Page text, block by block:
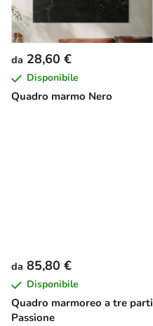
Quadro marmo Nero
da 28,60 €
Disponibile
Quadro marmoreo a tre parti
Passione
da 85,80 €
Disponibile